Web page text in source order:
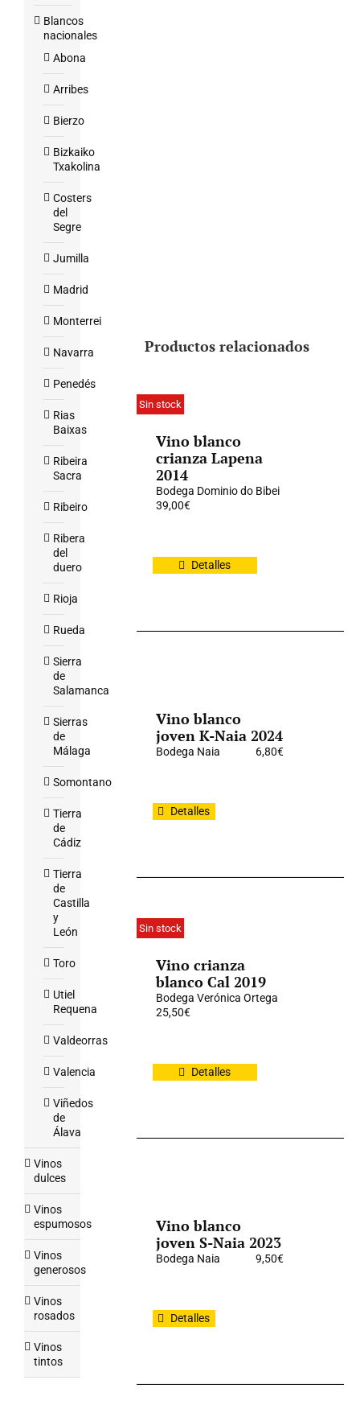
Productos relacionados
Sin stock
Vino blanco
crianza Lapena
2014
Bodega Dominio do Bibei
39,00€
Detalles
Vino blanco
joven K-Naia 2024
Bodega Naia 6,80€
Detalles
Sin stock
Vino crianza
blanco Cal 2019
Bodega Verónica Ortega
25,50€
Detalles
Vino blanco
joven S-Naia 2023
Bodega Naia 9,50€
Detalles
Blancos
nacionales
Abona
Arribes
Bierzo
Bizkaiko
Txakolina
Costers
del
Segre
Jumilla
Madrid
Monterrei
Navarra
Penedés
Rias
Baixas
Ribeira
Sacra
Ribeiro
Ribera
del
duero
Rioja
Rueda
Sierra
de
Salamanca
Sierras
de
Málaga
Somontano
Tierra
de
Cádiz
Tierra
de
Castilla
y
León
Toro
Utiel
Requena
Valdeorras
Valencia
Viñedos
de
Álava
Vinos
dulces
Vinos
espumosos
Vinos
generosos
Vinos
rosados
Vinos
tintos